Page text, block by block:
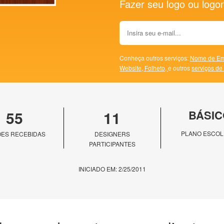
Fazer seu logo ou
Conheça outros serviços: Nome de
Website, Folheto, e outrosserviços
55
RECEBIDAS
11
DESIGNERS
PARTICIPANTES
PLANO
INICIADO EM: 2/25/2011